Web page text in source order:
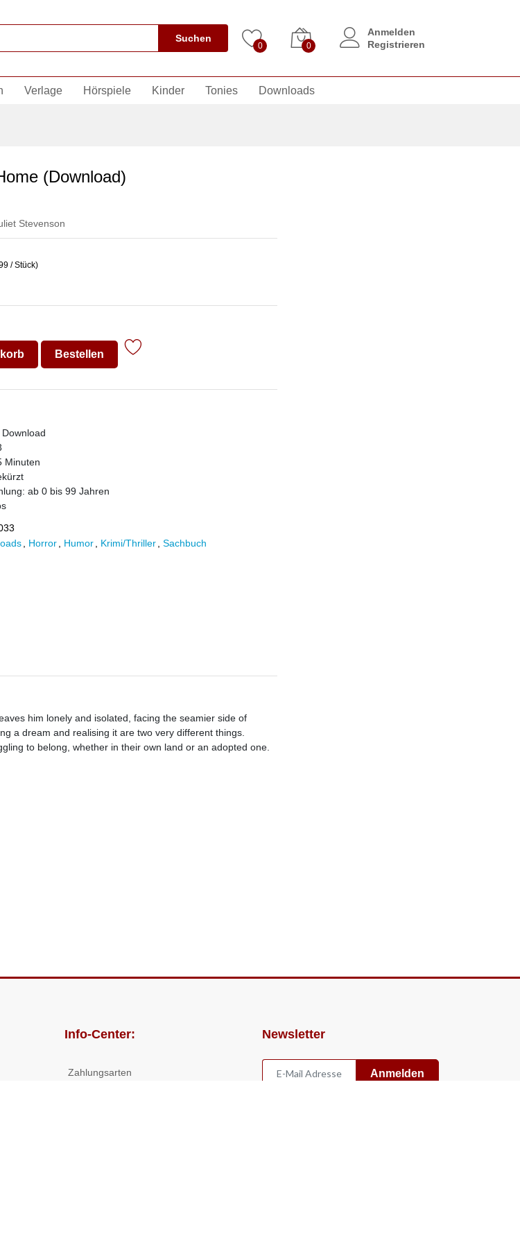
Suchen
0 0
Anmelden
Registrieren
Verlage Hörspiele Kinder Tonies Downloads
(Download)
Stevenson
/ Stück)
Bestellen
Minuten
ab 0 bis 99 Jahren
Horror Humor Krimi/Thriller Sachbuch
him lonely and isolated, facing the seamier side of
a dream and realising it are two very different things.
to belong, whether in their own land or an adopted one.
Info-Center:
Zahlungsarten
Newsletter
Anmelden